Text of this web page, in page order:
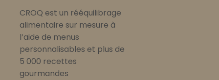
CROQ est un rééquilibrage
alimentaire sur mesure à
l’aide de menus
personnalisables et plus de
5 000 recettes
gourmandes